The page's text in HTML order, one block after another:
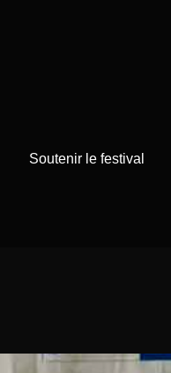
Soutenir le festival